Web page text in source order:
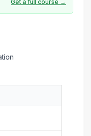
Get a full course →